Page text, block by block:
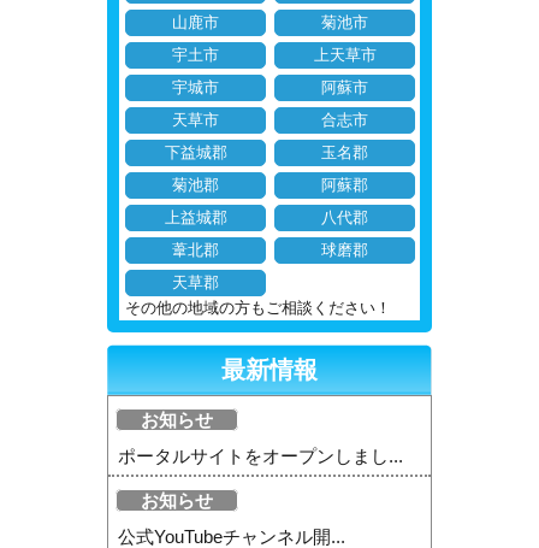
山鹿市
菊池市
宇土市
上天草市
宇城市
阿蘇市
天草市
合志市
下益城郡
玉名郡
菊池郡
阿蘇郡
上益城郡
八代郡
葦北郡
球磨郡
天草郡
その他の地域の方もご相談ください！
最新情報
お知らせ
ポータルサイトをオープンしまし...
お知らせ
公式YouTubeチャンネル開...